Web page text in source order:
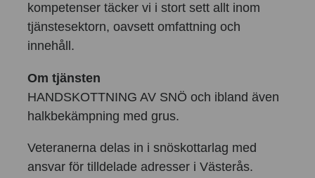
kompetenser täcker vi i stort sett allt inom
tjänstesektorn, oavsett omfattning och
innehåll.
Om tjänsten
HANDSKOTTNING AV SNÖ och ibland även
halkbekämpning med grus.
Veteranerna delas in i snöskottarlag med
ansvar för tilldelade adresser i Västerås.